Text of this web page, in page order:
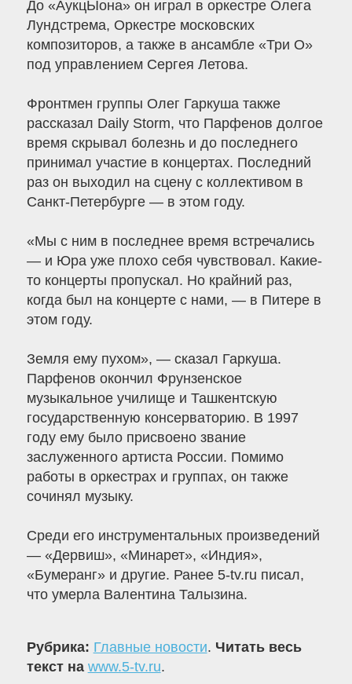
До «АукцЫона» он играл в оркестре Олега
Лундстрема, Оркестре московских
композиторов, а также в ансамбле «Три О»
под управлением Сергея Летова.
Фронтмен группы Олег Гаркуша также
рассказал Daily Storm, что Парфенов долгое
время скрывал болезнь и до последнего
принимал участие в концертах. Последний
раз он выходил на сцену с коллективом в
Санкт-Петербурге — в этом году.
«Мы с ним в последнее время встречались
— и Юра уже плохо себя чувствовал. Какие-
то концерты пропускал. Но крайний раз,
когда был на концерте с нами, — в Питере в
этом году.
Земля ему пухом», — сказал Гаркуша.
Парфенов окончил Фрунзенское
музыкальное училище и Ташкентскую
государственную консерваторию. В 1997
году ему было присвоено звание
заслуженного артиста России. Помимо
работы в оркестрах и группах, он также
сочинял музыку.
Среди его инструментальных произведений
— «Дервиш», «Минарет», «Индия»,
«Бумеранг» и другие. Ранее 5-tv.ru писал,
что умерла Валентина Талызина.
Рубрика: Главные новости. Читать весь
текст на www.5-tv.ru.